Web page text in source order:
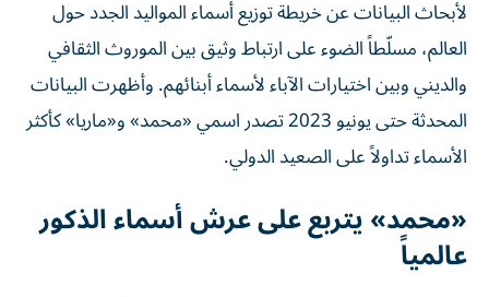
لأبحاث البيانات عن خريطة توزيع أسماء المواليد الجدد حول
العالم، مسلّطاً الضوء على ارتباط وثيق بين الموروث الثقافي
والديني وبين اختيارات الآباء لأسماء أبنائهم. وأظهرت البيانات
المحدثة حتى يونيو 2023 تصدر اسمي «محمد» و«ماريا» كأكثر
الأسماء تداولاً على الصعيد الدولي.
«محمد» يتربع على عرش أسماء الذكور
عالمياً